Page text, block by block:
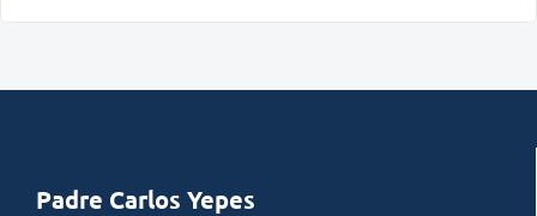
Padre Carlos Yepes